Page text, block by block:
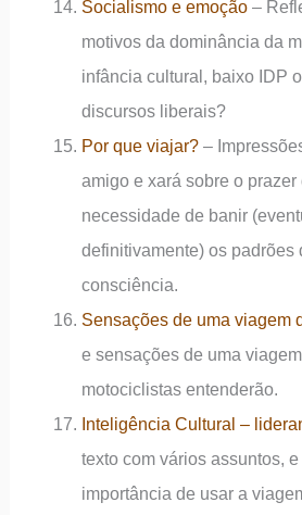
Socialismo e emoção–
motivos da dominância da
infância cultural, baixo IDP
discursos liberais?
Por que viajar?–
amigo e xará sobre o prazer
necessidade de banir
definitivamente) os padrões
consciência.
Sensações de uma viagem
e sensações de uma
motociclistas entenderão.
Inteligência Cultural –
texto com vários assuntos,
importância de usar a